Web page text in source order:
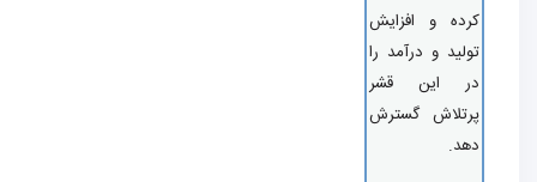
و افزایش
و درآمد را
این قشر
گسترش